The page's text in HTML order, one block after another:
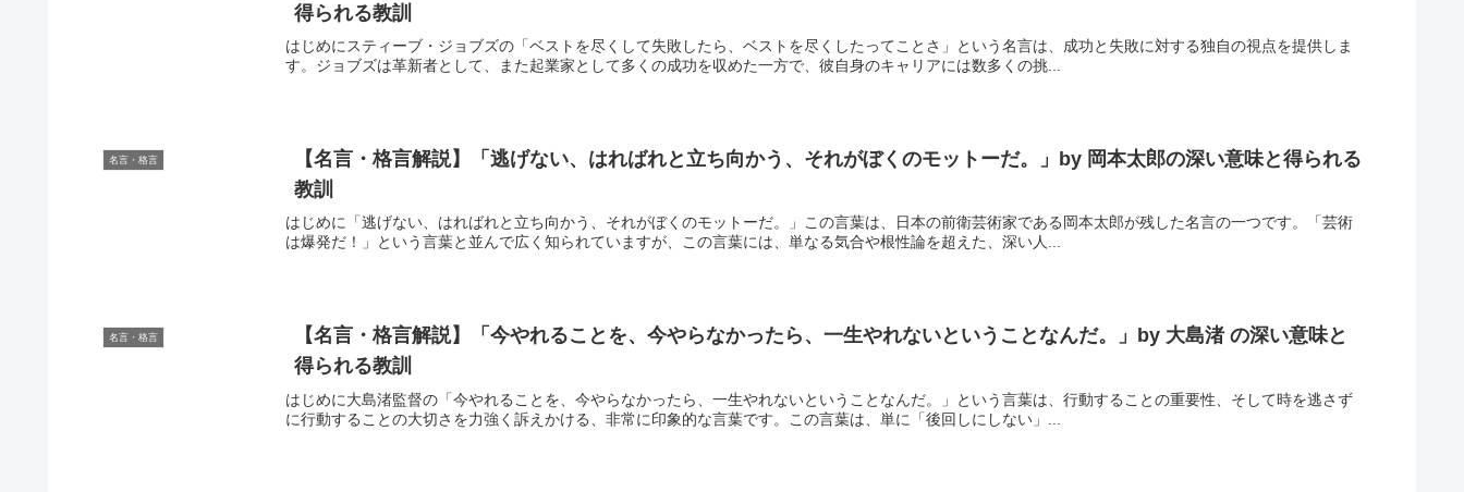
得られる教訓
はじめにスティーブ・ジョブズの「ベストを尽くして失敗したら、ベストを尽くしたってことさ」という名言は、成功と失敗に対する独自の視点を提供しま
す。ジョブズは革新者として、また起業家として多くの成功を収めた一方で、彼自身のキャリアには数多くの挑...
名言・格言
【名言・格言解説】「逃げない、はればれと立ち向かう、それがぼくのモットーだ。」by 岡本太郎の深い意味と得られる
教訓
はじめに「逃げない、はればれと立ち向かう、それがぼくのモットーだ。」この言葉は、日本の前衛芸術家である岡本太郎が残した名言の一つです。「芸術
は爆発だ！」という言葉と並んで広く知られていますが、この言葉には、単なる気合や根性論を超えた、深い人...
名言・格言
【名言・格言解説】「今やれることを、今やらなかったら、一生やれないということなんだ。」by 大島渚 の深い意味と
得られる教訓
はじめに大島渚監督の「今やれることを、今やらなかったら、一生やれないということなんだ。」という言葉は、行動することの重要性、そして時を逃さず
に行動することの大切さを力強く訴えかける、非常に印象的な言葉です。この言葉は、単に「後回しにしない」...